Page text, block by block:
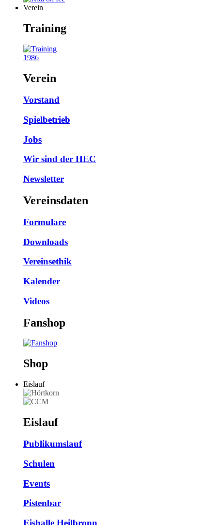
Verein
Training
1986
Verein
Vorstand
Spielbetrieb
Jobs
Wir sind der HEC
Newsletter
Vereinsdaten
Formulare
Downloads
Vereinsethik
Kalender
Videos
Fanshop
Shop
Eislauf
Eislauf
Publikumslauf
Schulen
Events
Pistenbar
Eishalle Heilbronn